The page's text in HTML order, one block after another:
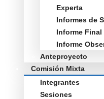
Experta
Informes de
Informe
Informe
Anteproyecto
Comisión Mixta
Integrantes
Sesiones